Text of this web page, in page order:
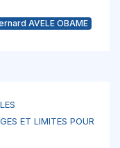
AVELE OBAME
ET LIMITES POUR